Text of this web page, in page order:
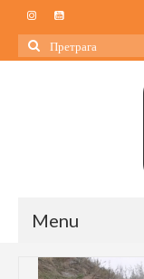
Search
for:
Menu
Почетна